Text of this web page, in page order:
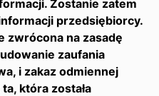
Zostanie zatem
przedsiębiorcy.
zwrócona na zasadę
zaufania
i zakaz odmiennej
która została